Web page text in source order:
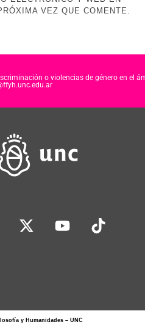
VEZ QUE COMENTE.
o violencias de género en el
y Humanidades – UNC